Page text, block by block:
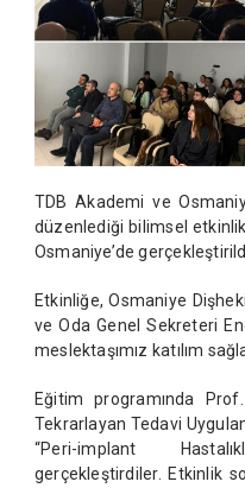
TDB Akademi ve
düzenlediği bilimsel
Osmaniye’de
Etkinliğe, Osmaniye
ve Oda Genel Sekreteri
meslektaşımız katılım
Eğitim programında
Tekrarlayan Tedavi
“Peri-implant
gerçekleştirdiler. Etkinlik